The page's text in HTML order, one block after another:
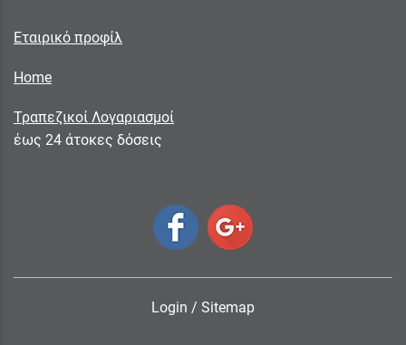
Εταιρικό προφίλ
Home
Τραπεζικοί Λογαριασμοί
έως 24 άτοκες δόσεις
Login / Sitemap